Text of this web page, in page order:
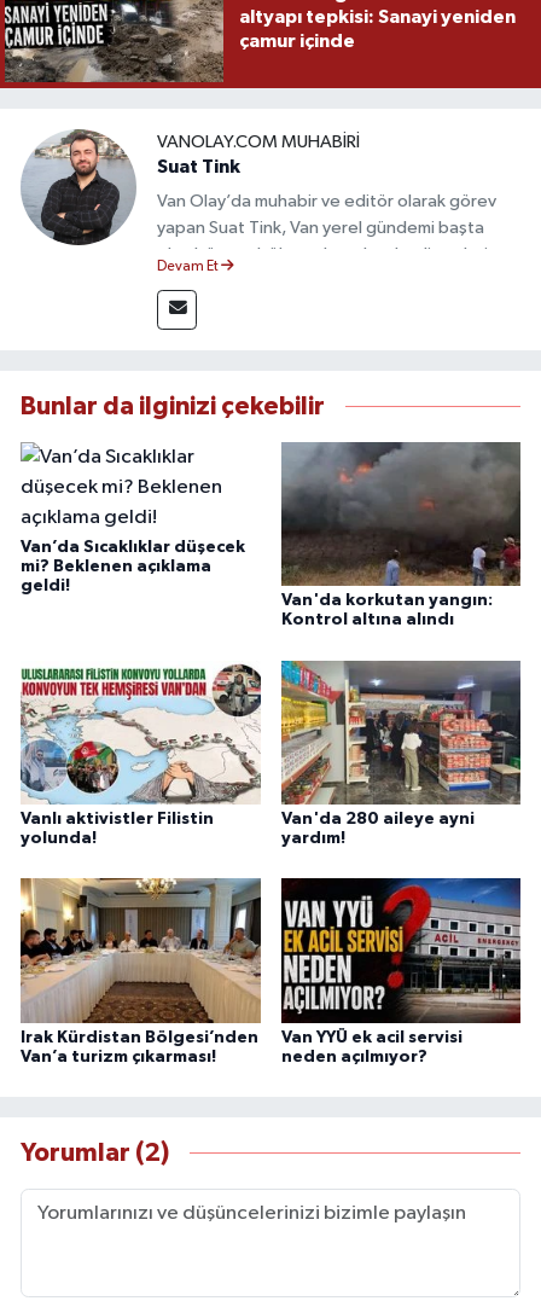
altyapı tepkisi: Sanayi yeniden
çamur içinde
VANOLAY.COM MUHABIRI
Suat Tink
Van Olay’da muhabir ve editör olarak görev
yapan Suat Tink, Van yerel gündemi başta
olmak üzere bölgesel ve ulusal gelişmeleri
mezunu olan Tink, sahadan edindiği bilgilerle
doğruluk, tarafsızlık ve etik ilkeler
Devam Et
Bunlar da ilginizi çekebilir
Van’da Sıcaklıklar düşecek
mi? Beklenen açıklama
geldi!
Van'da korkutan yangın:
Kontrol altına alındı
Vanlı aktivistler Filistin
yolunda!
Van'da 280 aileye ayni
yardım!
Irak Kürdistan Bölgesi’nden
Van’a turizm çıkarması!
Van YYÜ ek acil servisi
neden açılmıyor?
Yorumlar (2)